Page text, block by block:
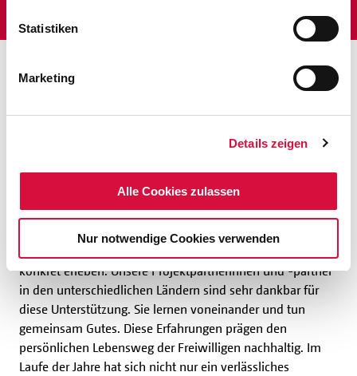
Statistiken
Marketing
Details zeigen
Alle Cookies zulassen
Nur notwendige Cookies verwenden
"Seit 2011 bieten wir diesen Freiwilligendienst an und
sehen von Jahr zu Jahr mit großer Freude, wie junge
Menschen das Abenteuer Ausland wagen und ihren
Wünschen und Möglichkeiten nachgehen. Gerade in
diesen Zeiten finde ich es stark, dass sich die Freiwilligen
bewusst für einen sozialen Einsatz entscheiden und auf
konkret erleben. Unsere Projektpartnerinnen und -partner
in den unterschiedlichen Ländern sind sehr dankbar für
diese Unterstützung. Sie lernen voneinander und tun
gemeinsam Gutes. Diese Erfahrungen prägen den
persönlichen Lebensweg der Freiwilligen nachhaltig. Im
Laufe der Jahre hat sich nicht nur ein verlässliches